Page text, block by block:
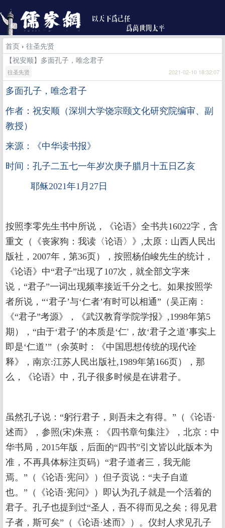
首页 › 往圣先贤
【祝安顺】多面孔子，唯念君子
往圣先贤 2021-02-10 18:32:07
多面孔子，唯念君子
作者：祝安顺（深圳大学饶宗颐文化研究院编审、副
教授）
来源：《中华读书报》
时间：孔子二五七一年岁次庚子腊月十五日乙亥
耶稣2021年1月27日
按照李零先生书中所说，《论语》全书共16022字，含
重文（《丧家狗：我读〈论语〉》,太原：山西人民出
版社，2007年，第36页），按照杨伯峻先生的统计，
《论语》中“君子”出现了107次，就全部文字来
说，“君子”一词出现频率接近千分之七。如果按照学
者所说，“‘君子’与‘仁者’有时可以相通”（吴正南：
《“君子”考源》，《武汉教育学院学报》,1998年第5
期），“由于‘君子’的本质是‘仁'，故‘君子之道’事实上
即是‘仁道’”（余英时：《中国思想传统的现代诠
释》，南京:江苏人民出版社,1989年第166页），那
么，《论语》中，孔子很多时候是在讲君子。
虽然孔子说：“躬行君子，则吾未之有得。”（《论语·
述而》，参照(宋)朱熹：《四书章句集注》，北京：中
华书局，2015年版，后面的“四书”引文皆以此版本为
准，不再具体标注页码）“君子道者三，我无能
焉。”（《论语·宪问》）但子贡说：“夫子自道
也。”（《论语·宪问》）即认为孔子就是一个活着的
君子。孔子也提到过“圣人，吾不得而见之矣；得见君
子者，斯可矣”（《论语·述而》）。仪封人求见孔子